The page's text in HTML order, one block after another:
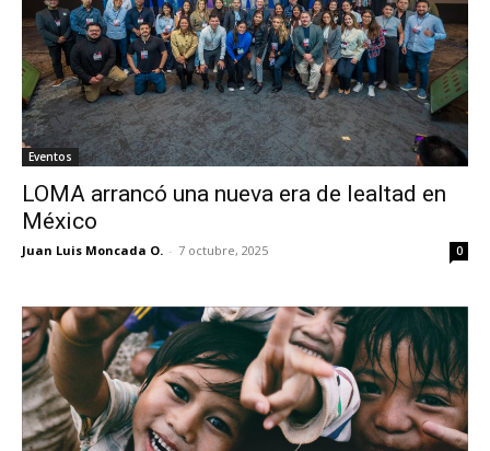
Eventos
LOMA arrancó una nueva era de lealtad en
México
Juan Luis Moncada O. - 7 octubre, 2025 0